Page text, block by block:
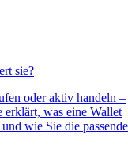
sie?
oder aktiv handeln –
was eine Wallet
wie Sie die passende